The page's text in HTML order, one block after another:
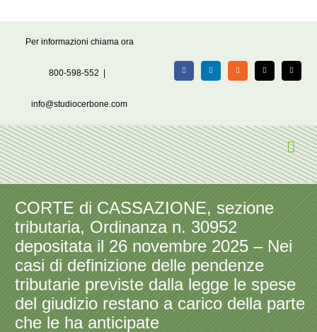
Per informazioni chiama ora
800-598-552
info@studiocerbone.com
FacebookLinkedIn Rss X Email
CORTE di CASSAZIONE, sezione
tributaria, Ordinanza n. 30952
depositata il 26 novembre 2025 – Nei
casi di definizione delle pendenze
tributarie previste dalla legge le spese
del giudizio restano a carico della parte
che le ha anticipate